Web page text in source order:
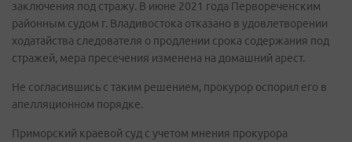
заключения под стражу. В июне 2021 года Первореченским
районным судом г. Владивостока отказано в удовлетворении
ходатайства следователя о продлении срока содержания под
стражей, мера пресечения изменена на домашний арест.
Не согласившись с таким решением, прокурор оспорил его в
апелляционном порядке.
Приморский краевой суд с учетом мнения прокурора